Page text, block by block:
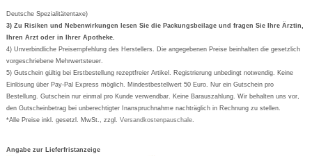
Formoline
Wick
Eucerin
Basica
Deutsche Spezialitätentaxe)
3) Zu Risiken und Nebenwirkungen lesen Sie die Packungsbeilage und fragen Sie Ihre Ärztin,
Ihren Arzt oder in Ihrer Apotheke.
4) Unverbindliche Preisempfehlung des Herstellers. Die angegebenen Preise beinhalten die gesetzlich
vorgeschriebene Mehrwertsteuer.
5) Gutschein gültig bei Erstbestellung rezeptfreier Artikel. Registrierung unbedingt notwendig. Keine
Einlösung über Pay-Pal Express möglich. Mindestbestellwert 50 Euro. Nur ein Gutschein pro
Bestellung. Gutschein nur einmal pro Kunde verwendbar. Keine Barauszahlung. Wir behalten uns vor,
den Gutscheinbetrag bei unberechtigter Inanspruchnahme nachträglich in Rechnung zu stellen.
*Alle Preise inkl. gesetzl. MwSt., zzgl.Versandkostenpauschale
Angabe zur Lieferfristanzeige